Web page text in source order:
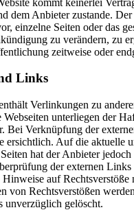
dem Anbieter zustande.
einzelne Seiten oder das
zu verändern, zu
zeitweise oder
Links
Verlinkungen zu
unterliegen der
Bei Verknüpfung der
ersichtlich. Auf die aktuelle
hat der Anbieter
der externen
auf Rechtsverstöße
von Rechtsverstößen
unverzüglich gelöscht.